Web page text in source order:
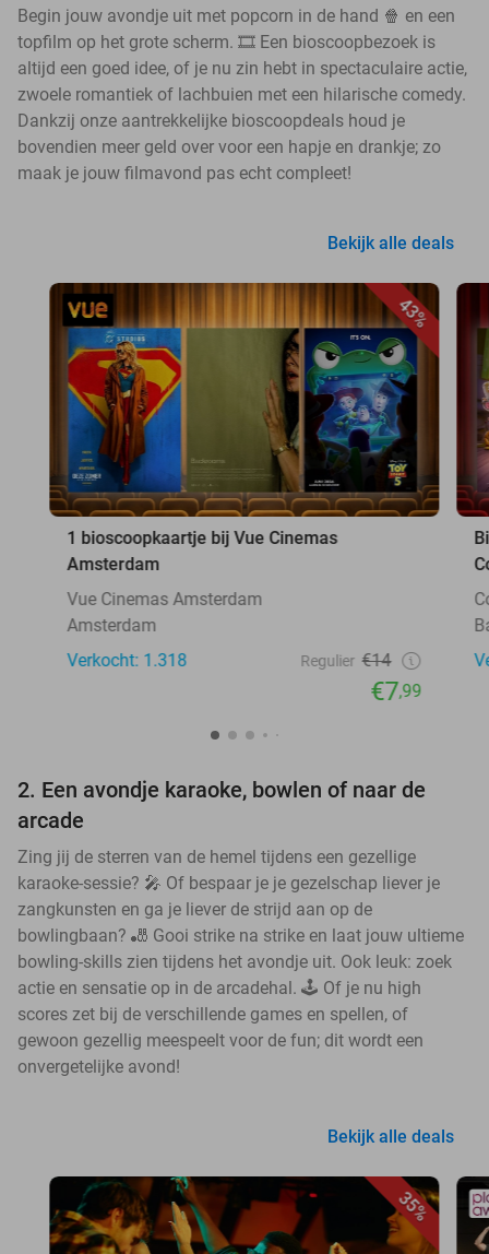
Begin jouw avondje uit met popcorn in de hand 🍿 en een
topfilm op het grote scherm. 🎞️ Een bioscoopbezoek is
altijd een goed idee, of je nu zin hebt in spectaculaire actie,
zwoele romantiek of lachbuien met een hilarische comedy.
Dankzij onze aantrekkelijke bioscoopdeals houd je
bovendien meer geld over voor een hapje en drankje; zo
maak je jouw filmavond pas echt compleet!
Bekijk alle deals
43%
1 bioscoopkaartje bij Vue Cinemas
Amsterdam
Vue Cinemas Amsterdam
Amsterdam
Verkocht: 1.318
Regulier €14
€7,99
2. Een avondje karaoke, bowlen of naar de
arcade
Zing jij de sterren van de hemel tijdens een gezellige
karaoke-sessie? 🎤 Of bespaar je je gezelschap liever je
zangkunsten en ga je liever de strijd aan op de
bowlingbaan? 🎳 Gooi strike na strike en laat jouw ultieme
bowling-skills zien tijdens het avondje uit. Ook leuk: zoek
actie en sensatie op in de arcadehal. 🕹️ Of je nu high
scores zet bij de verschillende games en spellen, of
gewoon gezellig meespeelt voor de fun; dit wordt een
onvergetelijke avond!
Bekijk alle deals
35%